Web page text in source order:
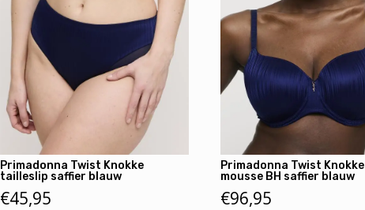
Primadonna Twist Knokke
tailleslip saffier blauw
€45,95
Primadonna Twist Knokke
mousse BH saffier blauw
€96,95